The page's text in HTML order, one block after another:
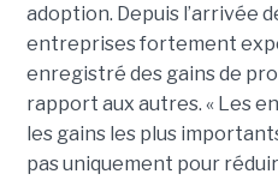
adoption. Depuis l’arrivée
entreprises fortement
enregistré des gains de
rapport aux autres. « Les
les gains les plus
pas uniquement pour